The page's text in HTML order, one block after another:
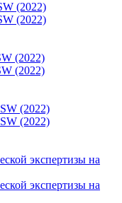
(2022)
(2022)
(2022)
(2022)
(2022)
(2022)
экспертизы на
экспертизы на